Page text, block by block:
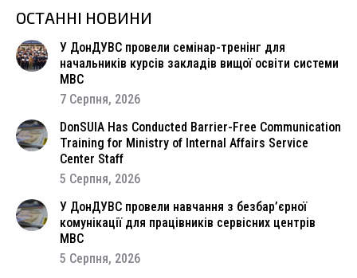
ОСТАННІ НОВИНИ
У ДонДУВС провели семінар-тренінг для
начальників курсів закладів вищої освіти системи
МВС
7 Серпня, 2026
DonSUIA Has Conducted Barrier-Free Communication
Training for Ministry of Internal Affairs Service
Center Staff
5 Серпня, 2026
У ДонДУВС провели навчання з безбар’єрної
комунікації для працівників сервісних центрів
МВС
5 Серпня, 2026